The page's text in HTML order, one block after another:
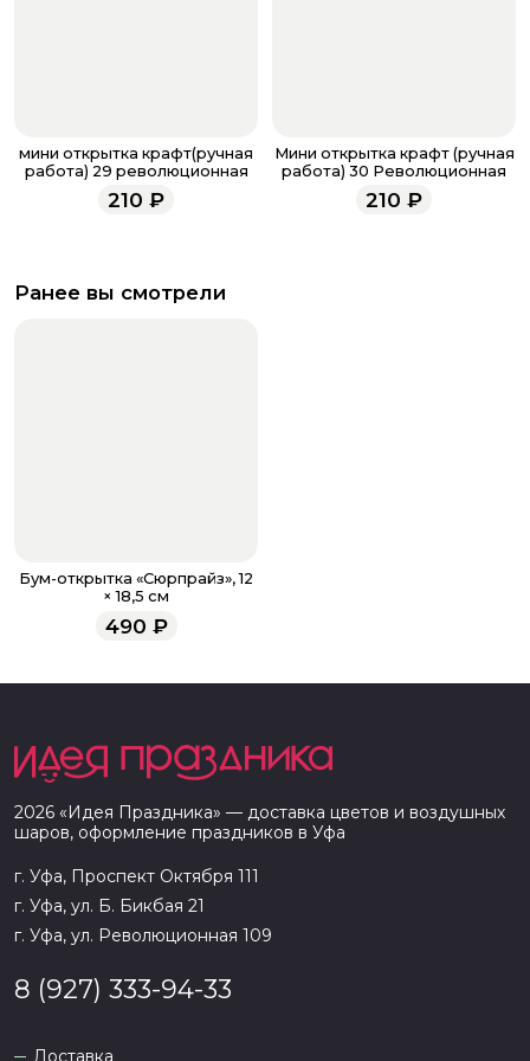
мини открытка крафт(ручная
работа) 29 революционная
210 ₽
Мини открытка крафт (ручная
работа) 30 Революционная
210 ₽
Ранее вы смотрели
Бум-открытка «Сюрпрайз», 12
× 18,5 см
490 ₽
2026 «Идея Праздника» — доставка цветов и воздушных
шаров, оформление праздников в Уфа
г. Уфа, Проспект Октября 111
г. Уфа, ул. Б. Бикбая 21
г. Уфа, ул. Революционная 109
8 (927) 333-94-33
Доставка